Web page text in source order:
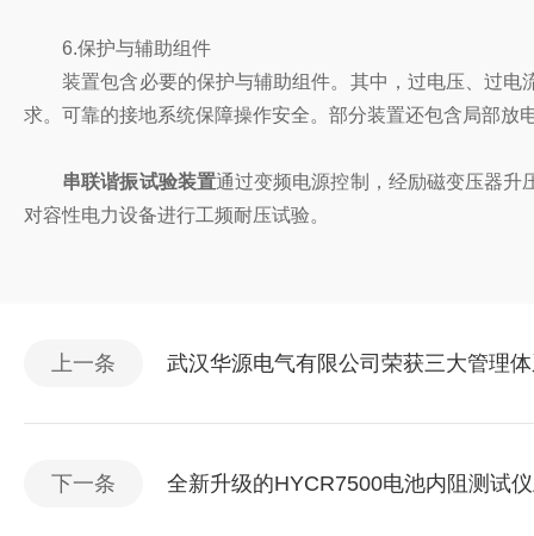
6.保护与辅助组件
装置包含必要的保护与辅助组件。其中，过电压、过电
求。可靠的接地系统保障操作安全。部分装置还包含局部放
串联谐振试验装置通过变频电源控制，经励磁变压器升
对容性电力设备进行工频耐压试验。
上一条 武汉华源电气有限公司荣获三大管理
下一条 全新升级的HYCR7500电池内阻测试